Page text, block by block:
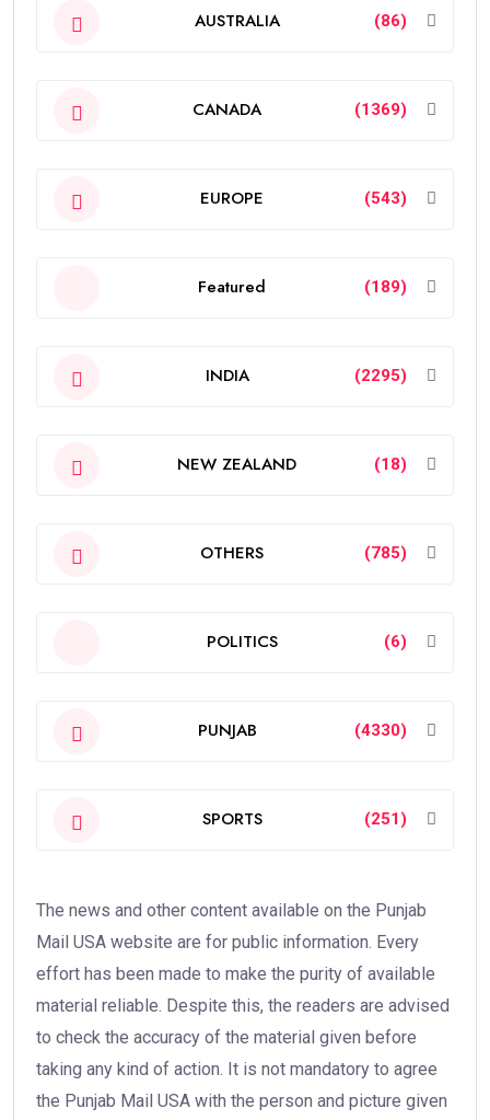
AUSTRALIA (86)
CANADA (1369)
EUROPE (543)
Featured (189)
INDIA (2295)
NEW ZEALAND (18)
OTHERS (785)
POLITICS (6)
PUNJAB (4330)
SPORTS (251)
The news and other content available on the Punjab
Mail USA website are for public information. Every
effort has been made to make the purity of available
material reliable. Despite this, the readers are advised
to check the accuracy of the material given before
taking any kind of action. It is not mandatory to agree
the Punjab Mail USA with the person and picture given